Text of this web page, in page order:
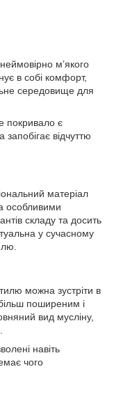
м’якого
в собі комфорт,
середовище для
покривало є
запобігає відчуттю
матеріал
особливими
складу та досить
у сучасному
можна зустріти в
поширеним і
вид мусліну,
навіть
чого